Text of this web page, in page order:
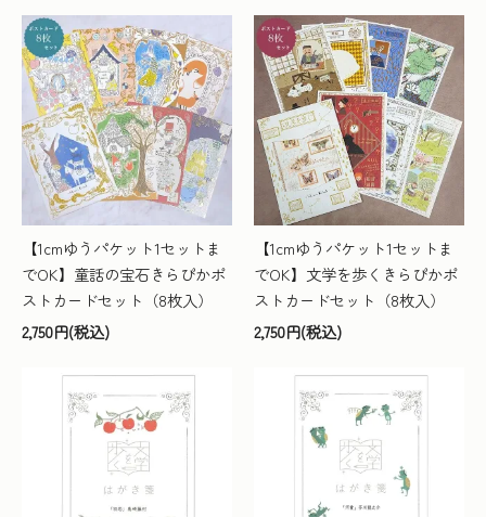
【1cmゆうパケット1セットま
でOK】童話の宝石きらぴかポ
ストカードセット（8枚入）
2,750円(税込)
【1cmゆうパケット1セットま
でOK】文学を歩くきらぴかポ
ストカードセット（8枚入）
2,750円(税込)